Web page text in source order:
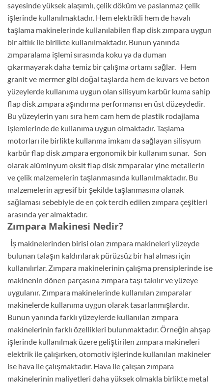
sayesinde yüksek alaşımlı, çelik döküm ve paslanmaz çelik
işlerinde kullanılmaktadır. Hem elektrikli hem de havalı
taşlama makinelerinde kullanılabilen flap disk zımpara uygun
bir altlık ile birlikte kullanılmaktadır. Bunun yanında
zımparalama işlemi sırasında koku ya da duman
çıkarmayarak daha temiz bir çalışma ortamı sağlar. Hem
granit ve mermer gibi doğal taşlarda hem de kuvars ve beton
yüzeylerde kullanıma uygun olan silisyum karbür kuma sahip
flap disk zımpara aşındırma performansı en üst düzeydedir.
Bu yüzeylerin yanı sıra hem cam hem de plastik rodajlama
işlemlerinde de kullanıma uygun olmaktadır. Taşlama
motorları ile birlikte kullanma imkanı da sağlayan silisyum
karbür flap disk zımpara ergonomik bir kullanım sunar. Son
olarak alüminyum oksit flap disk zımparalar yine metallerin
ve çelik malzemelerin taşlanmasında kullanılmaktadır. Bu
malzemelerin agresif bir şekilde taşlanmasına olanak
sağlaması sebebiyle de en çok tercih edilen zımpara çeşitleri
arasında yer almaktadır.
Zımpara Makinesi Nedir?
İş makinelerinden birisi olan zımpara makineleri yüzeyde
bulunan talaşın kaldırılarak pürüzsüz bir hal alması için
kullanılırlar. Zımpara makinelerinin çalışma prensiplerinde ise
makinenin dönen parçasına zımpara taşı takılır ve yüzeye
uygulanır. Zımpara makinelerinde kullanılan zımparalar
makinelerde kullanıma uygun olarak tasarlanmışlardır.
Bunun yanında farklı yüzeylerde kullanılan zımpara
makinelerinin farklı özellikleri bulunmaktadır. Örneğin ahşap
işlerinde kullanılmak üzere geliştirilen zımpara makineleri
elektrik ile çalışırken, otomotiv işlerinde kullanılan makineler
ise hava ile çalışmaktadır. Hava ile çalışan zımpara
makinelerinin maliyetleri daha yüksek olmakla birlikte metal